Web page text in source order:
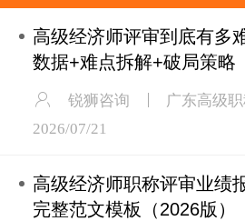
高级经济师评审到底有多
数据+难点拆解+破局策略
锐狮咨询
广东高级
2026/07/21
高级经济师职称评审业绩
完整范文模板（2026版）